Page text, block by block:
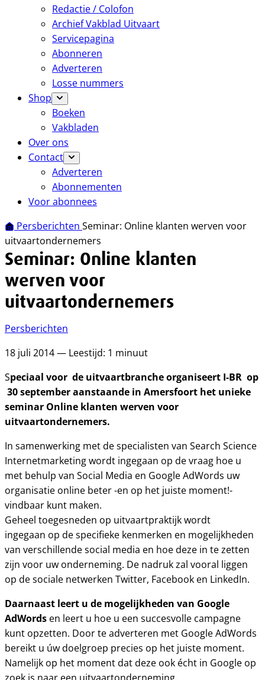
Redactie / Colofon
Archief Vakblad Uitvaart
Servicepagina
Abonneren
Adverteren
Losse nummers
Shop
Boeken
Vakbladen
Over ons
Contact
Adverteren
Abonnementen
Voor abonnees
Persberichten Seminar: Online klanten werven voor
uitvaartondernemers
Seminar: Online klanten
werven voor
uitvaartondernemers
Persberichten
18 juli 2014 — Leestijd: 1 minuut
Speciaal voor de uitvaartbranche organiseert I-BR op
30 september aanstaande in Amersfoort het unieke
seminar Online klanten werven voor
uitvaartondernemers.
In samenwerking met de specialisten van Search Science
Internetmarketing wordt ingegaan op de vraag hoe u
met behulp van Social Media en Google AdWords uw
organisatie online beter -en op het juiste moment!-
vindbaar kunt maken.
Geheel toegesneden op uitvaartpraktijk wordt
ingegaan op de specifieke kenmerken en mogelijkheden
van verschillende social media en hoe deze in te zetten
zijn voor uw onderneming. De nadruk zal vooral liggen
op de sociale netwerken Twitter, Facebook en LinkedIn.
Daarnaast leert u de mogelijkheden van Google
AdWords en leert u hoe u een succesvolle campagne
kunt opzetten. Door te adverteren met Google AdWords
bereikt u úw doelgroep precies op het juiste moment.
Namelijk op het moment dat deze ook écht in Google op